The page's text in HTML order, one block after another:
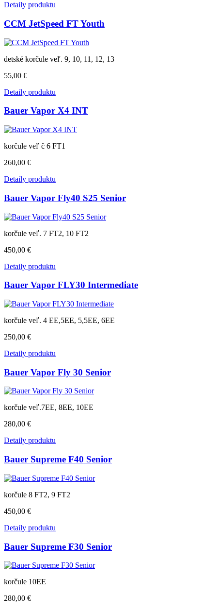
Detaily produktu
CCM JetSpeed FT Youth
detské korčule veľ. 9, 10, 11, 12, 13
55,00 €
Detaily produktu
Bauer Vapor X4 INT
korčule veľ č 6 FT1
260,00 €
Detaily produktu
Bauer Vapor Fly40 S25 Senior
korčule veľ. 7 FT2, 10 FT2
450,00 €
Detaily produktu
Bauer Vapor FLY30 Intermediate
korčule veľ. 4 EE,5EE, 5,5EE, 6EE
250,00 €
Detaily produktu
Bauer Vapor Fly 30 Senior
korčule veľ.7EE, 8EE, 10EE
280,00 €
Detaily produktu
Bauer Supreme F40 Senior
korčule 8 FT2, 9 FT2
450,00 €
Detaily produktu
Bauer Supreme F30 Senior
korčule 10EE
280,00 €